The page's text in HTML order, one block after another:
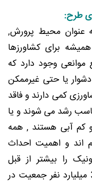
طرح:
عنوان محیط پرورش,
برای کشاورزها
وجود دارد که
یا حتی غیرممکن
کمی دارند و فاقد
رشد می شوند و یا
کم آبی هستند , همه
اند و اهمیت احداث
را بیشتر از قبل
مشخص می . "در سال 1960 با 3 میلیارد نفر جمعیت در